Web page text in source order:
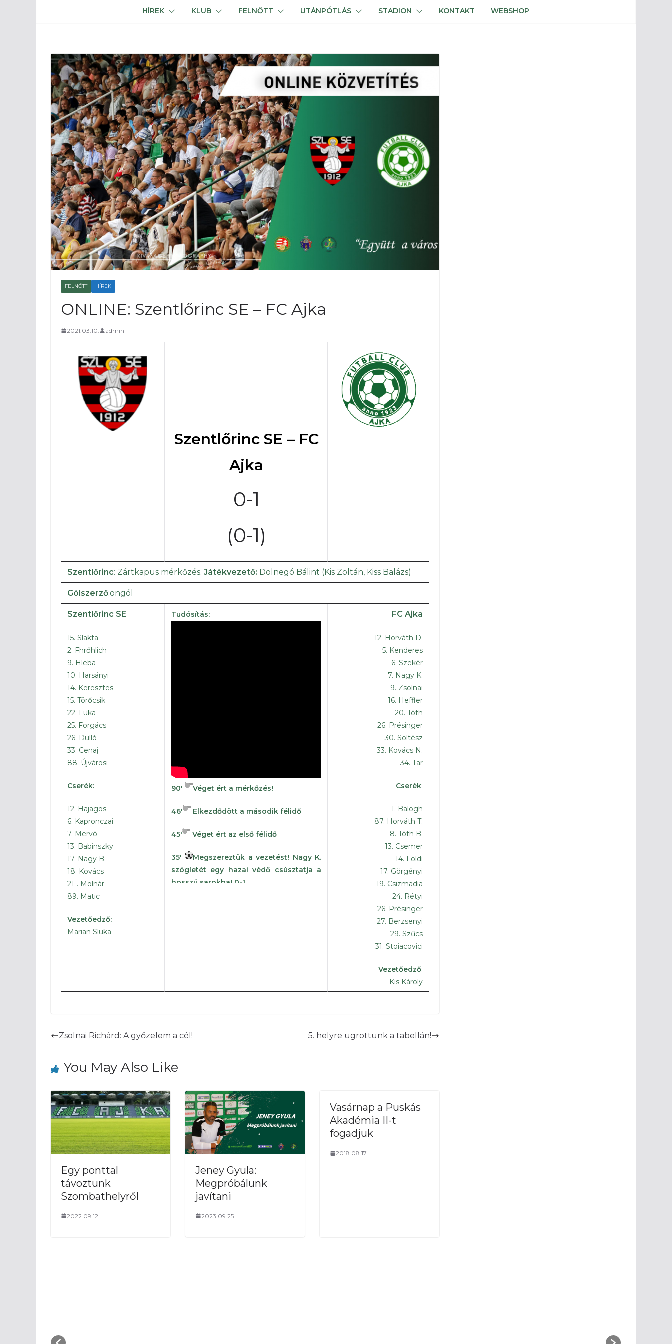
HÍREK KLUB FELNŐTT UTÁNPÓTLÁS STADION KONTAKT WEBSHOP
FELNŐTT HÍREK
ONLINE: Szentlőrinc SE – FC Ajka
2021.03.10. admin
Szentlőrinc SE – FC
Ajka
0-1
(0-1)
Szentlőrinc: Zártkapus mérkőzés. Játékvezető: Dolnegó Bálint (Kis Zoltán, Kiss Balázs)
Gólszerző:öngól
Szentlőrinc SE
15. Slakta
2. Fhrőhlich
9. Hleba
10. Harsányi
14. Keresztes
15. Törőcsik
22. Luka
25. Forgács
26. Dulló
33. Cenaj
88. Újvárosi
Cserék:
12. Hajagos
6. Kapronczai
7. Mervó
13. Babinszky
17. Nagy B.
18. Kovács
21-. Molnár
89. Matic
Vezetőedző:
Marian Sluka
Tudósítás:
90′ Véget ért a mérkőzés!
46′ Elkezdődött a második félidő
45′ Véget ért az első félidő
35′
Megszereztük a vezetést! Nagy K.
szögletét egy hazai védő csúsztatja a
hosszú sarokba! 0-1
FC Ajka
12. Horváth D.
5. Kenderes
6. Szekér
7. Nagy K.
9. Zsolnai
16. Heffler
20. Tóth
26. Présinger
30. Soltész
33. Kovács N.
34. Tar
Cserék:
1. Balogh
87. Horváth T.
8. Tóth B.
13. Csemer
14. Földi
17. Görgényi
19. Csizmadia
24. Rétyi
26. Présinger
27. Berzsenyi
29. Szűcs
31. Stoiacovici
Vezetőedző:
Kis Károly
Zsolnai Richárd: A győzelem a cél! 5. helyre ugrottunk a tabellán!
You May Also Like
Egy ponttal
távoztunk
Szombathelyről
2022.09.12.
Jeney Gyula:
Megpróbálunk
javítani
2023.09.25.
Vasárnap a Puskás
Akadémia II-t
fogadjuk
2018.08.17.